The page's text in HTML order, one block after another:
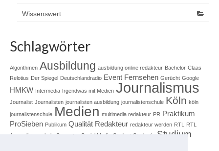
Wissenswert
Schlagwörter
Algorithmen Ausbildung ausbildung online redakteur Bachelor Claas
Relotius Der Spiegel Deutschlandradio Event Fernsehen Gerücht Google
HMKW Intermedia Irgendwas mit Medien Journalismus
Journalist Journalisten journalisten ausbildung journalistenschule Köln köln
journalistenschule Medien multimedia redakteur PR Praktikum
ProSieben Publikum Qualität Redakteur redakteur werden RTL
RTL
Journalistenschule
Semester Social Media Student Studentin Studium